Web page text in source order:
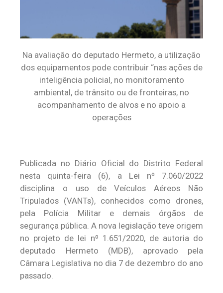
Na avaliação do deputado Hermeto, a utilização
dos equipamentos pode contribuir “nas ações de
inteligência policial, no monitoramento
ambiental, de trânsito ou de fronteiras, no
acompanhamento de alvos e no apoio a
operações
Publicada no Diário Oficial do Distrito Federal
nesta quinta-feira (6), a Lei nº 7.060/2022
disciplina o uso de Veículos Aéreos Não
Tripulados (VANTs), conhecidos como drones,
pela Polícia Militar e demais órgãos de
segurança pública. A nova legislação teve origem
no projeto de lei nº 1.651/2020, de autoria do
deputado Hermeto (MDB), aprovado pela
Câmara Legislativa no dia 7 de dezembro do ano
passado.